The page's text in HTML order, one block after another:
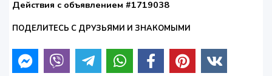
Действия с объявлением #1719038
ПОДЕЛИТЕСЬ С ДРУЗЬЯМИ И ЗНАКОМЫМИ